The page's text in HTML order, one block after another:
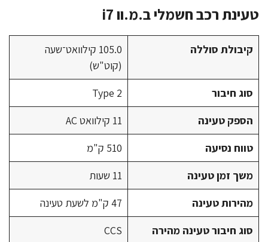
טעינת רכב חשמלי ב.מ.וו i7
קיבולת סוללה
105.0 קילוואט־שעה
(קוט"ש)
סוג חיבור
Type 2
הספק טעינה
11 קילוואט AC
טווח נסיעה
510 ק"מ
משך זמן טעינה
11 שעות
מהירות טעינה
47 ק"מ לשעת טעינה
סוג חיבור טעינה מהירה
CCS